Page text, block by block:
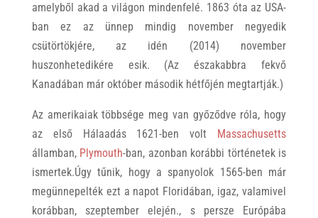
amelyből akad a világon mindenfelé. 1863 óta az USA-
ban ez az ünnep mindig november negyedik
csütörtökjére, az idén (2014) november
huszonhetedikére esik. (Az északabbra fekvő
Kanadában már október második hétfőjén megtartják.)
Az amerikaiak többsége meg van győződve róla, hogy
az első Hálaadás 1621-ben volt Massachusetts
államban, Plymouth-ban, azonban korábbi történetek is
ismertek.Úgy tűnik, hogy a spanyolok 1565-ben már
megünnepelték ezt a napot Floridában, igaz, valamivel
korábban, szeptember elején., s persze Európába